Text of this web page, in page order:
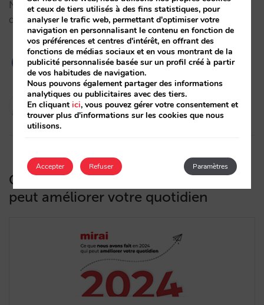
Nous vous donnons les clés pour tout analyser afin
d'augmenter vos ventes et votre rentabilité.…
Marta Romero
10/02/2025
Ce que nous avons fait en 2024 qui
peut améliorer votre quotidien
et ceux de tiers utilisés à des fins statistiques, pour
analyser le trafic web, permettant d'optimiser votre
navigation en personnalisant le contenu en fonction de
vos préférences et centres d'intérêt, en offrant des
fonctions de médias sociaux et en vous montrant de la
publicité personnalisée basée sur un profil créé à partir
de vos habitudes de navigation.
Nous pouvons également partager des informations
analytiques ou publicitaires avec des tiers.
En cliquantici, vous pouvez gérer votre consentement et
trouver plus d'informations sur les cookies que nous
utilisons.
Accepter Paramètres
Refuser